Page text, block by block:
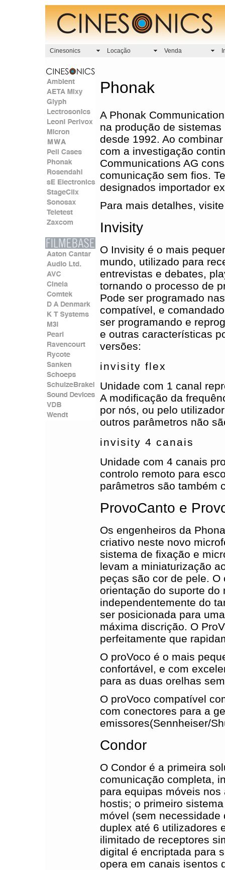
Cinesonics Locação Venda
Phonak
A Phonak
na produção de
desde 1992. Ao
com a investigação
Communications AG
comunicação sem fios.
designados importador
Para mais detalhes,
Invisity
O Invisity é o mais
mundo, utilizado para
entrevistas e debates,
tornando o processo de
Pode ser programado
compatível, e
ser programando e
e outras características
versões:
invisity flex
Unidade com 1 canal
A modificação da
por nós, ou pelo
outros parâmetros não
invisity 4 canais
Unidade com 4 canais
controlo remoto para
parâmetros são também
ProvoCanto e
Os engenheiros da
criativo neste novo
sistema de fixação e
levam a miniaturização
peças são cor de pele. O
orientação do suporte do
independentemente do
ser posicionada para
máxima discrição. O
perfeitamente que
O proVoco é o mais
confortável, e com
para as duas orelhas
O proVoco compatível
com conectores para a
emissores(Sennheiser/
Condor
O Condor é a primeira
comunicação completa,
para equipas móveis nos
hostis; o primeiro
móvel (sem necessidade
duplex até 6 utilizadores
ilimitado de receptores
digital é encriptada para
opera em canais isentos